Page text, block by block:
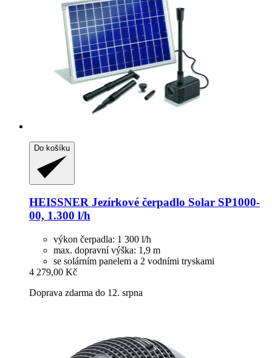
Do košíku
HEISSNER Jezírkové čerpadlo Solar SP1000-​
00, 1.300 l/h
výkon čerpadla: 1 300 l/h
max. dopravní výška: 1,9 m
se solárním panelem a 2 vodními tryskami
4 279,00 Kč
Doprava zdarma do 12. srpna